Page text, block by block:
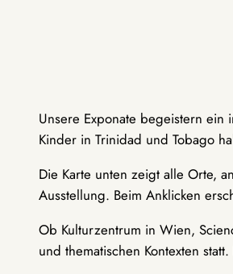
Unsere Exponate begeistern
Kinder in Trinidad und Tobago
Die Karte unten zeigt alle Orte,
Ausstellung. Beim Anklicken
Ob Kulturzentrum in Wien,
und thematischen Kontexten